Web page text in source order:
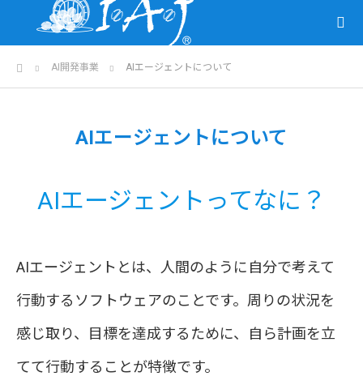
ホームAI開発事業 AIエージェントについて
AIエージェントについて
AIエージェントってなに？
AIエージェントとは、人間のように自分で考えて
行動するソフトウェアのことです。周りの状況を
感じ取り、目標を達成するために、自ら計画を立
てて行動することが特徴です。